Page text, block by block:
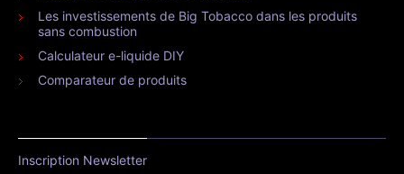
Les investissements de Big Tobacco dans les produits
sans combustion
Calculateur e-liquide DIY
Comparateur de produits
Inscription Newsletter